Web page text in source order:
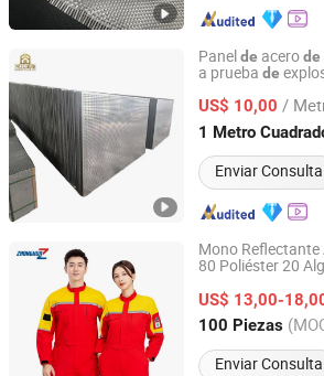
Panelde acerode
a prueba de
protecciónde
industrial en
US$ 10,00 /
1 Metro
Enviar Consulta
Hebei Pailun New Materials
Hebei, China Desde 2026
Mono
80 Poliéster 20
US$ 13,00-
100 Piezas
Enviar Consulta
Handan Kaixin Clothing Products Co.,
Hebei, China Desde 2026